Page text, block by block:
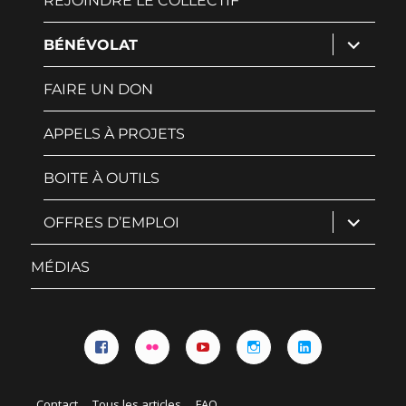
BÉNÉVOLAT ouvrir
le
sous-
FAIRE UN DON
APPELS À PROJETS
BOITE À OUTILS
OFFRES D’EMPLOI ouvrir
le
sous-
MÉDIAS